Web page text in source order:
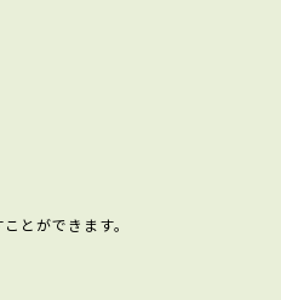
とができます。